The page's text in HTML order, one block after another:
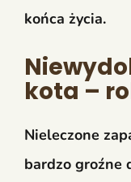
końca życia.
kota –
Nieleczone
bardzo groźne